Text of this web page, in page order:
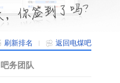
返回电煤吧
刷新排名
吧务团队